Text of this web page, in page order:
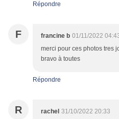
Répondre
F francine b 01/11/2022
merci pour ces photos tres
bravo à toutes
Répondre
R rachel 31/10/2022 20:33